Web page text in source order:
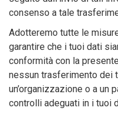
consenso a tale
Adotteremo tutte le
garantire che i tuoi dati
conformità con la
nessun trasferimento dei
un’organizzazione o a un
controlli adeguati in i tuoi